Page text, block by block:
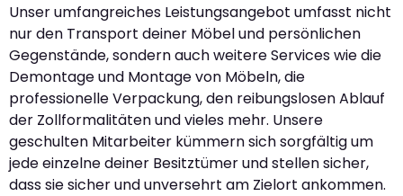
Unser umfangreiches Leistungsangebot umfasst nicht
nur den Transport deiner Möbel und persönlichen
Gegenstände, sondern auch weitere Services wie die
Demontage und Montage von Möbeln, die
professionelle Verpackung, den reibungslosen Ablauf
der Zollformalitäten und vieles mehr. Unsere
geschulten Mitarbeiter kümmern sich sorgfältig um
jede einzelne deiner Besitztümer und stellen sicher,
dass sie sicher und unversehrt am Zielort ankommen.